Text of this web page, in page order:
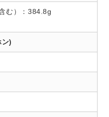
む）：384.8g
)